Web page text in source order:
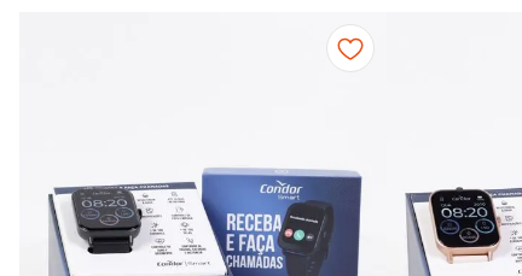
UN
Mormaii
Casio
Gang
Preto
Rose
Vermelho
Estilo